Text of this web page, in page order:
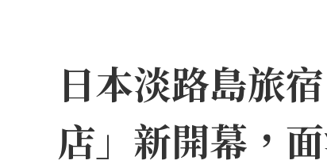
日本淡路島旅
店」新開幕，